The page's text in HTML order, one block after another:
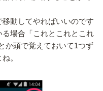
動してやればいいのです
場合「これとこれとこれ
か頭で覚えておいて1つず
。